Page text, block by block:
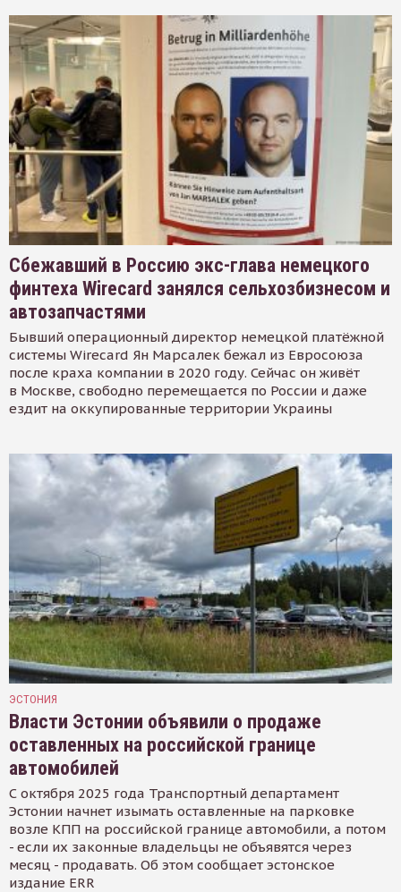
Сбежавший в Россию экс-глава немецкого
финтеха Wirecard занялся сельхозбизнесом и
автозапчастями
Бывший операционный директор немецкой платёжной
системы Wirecard Ян Марсалек бежал из Евросоюза
после краха компании в 2020 году. Сейчас он живёт
в Москве, свободно перемещается по России и даже
ездит на оккупированные территории Украины
ЭСТОНИЯ
Власти Эстонии объявили о продаже
оставленных на российской границе
автомобилей
С октября 2025 года Транспортный департамент
Эстонии начнет изымать оставленные на парковке
возле КПП на российской границе автомобили, а потом
- если их законные владельцы не объявятся через
месяц - продавать. Об этом сообщает эстонское
издание ERR